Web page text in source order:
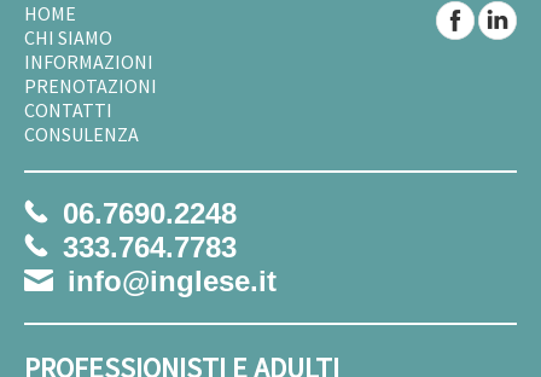
HOME
CHI SIAMO
INFORMAZIONI
PRENOTAZIONI
CONTATTI
CONSULENZA
06.7690.2248
333.764.7783
info@inglese.it
PROFESSIONISTI E ADULTI